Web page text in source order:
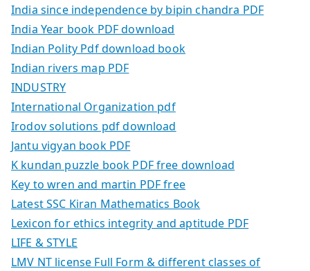
India since independence by bipin chandra PDF
India Year book PDF download
Indian Polity Pdf download book
Indian rivers map PDF
INDUSTRY
International Organization pdf
Irodov solutions pdf download
Jantu vigyan book PDF
K kundan puzzle book PDF free download
Key to wren and martin PDF free
Latest SSC Kiran Mathematics Book
Lexicon for ethics integrity and aptitude PDF
LIFE & STYLE
LMV NT license Full Form & different classes of